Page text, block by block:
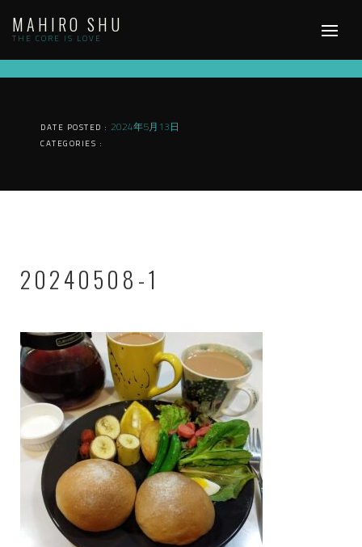
content
MAHIRO SHU
THE CORE IS LOVE
DATE POSTED : 2024年5月13日
CATEGORIES :
20240508-1